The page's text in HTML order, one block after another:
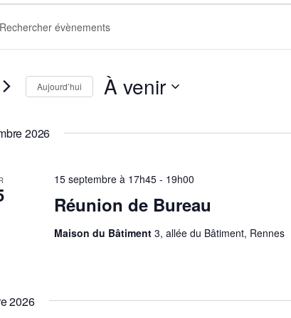
Aujourd’hui À venir
2026
Réunion de Bureau
15 septembre à 17h45 - 19h00
Maison du Bâtiment3, allée du Bâtiment, Rennes
2026